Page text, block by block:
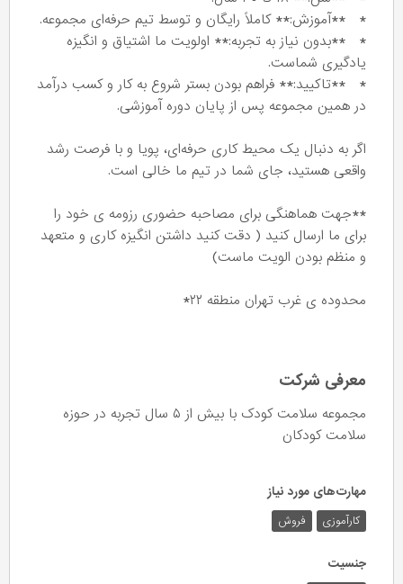
* **آموزش:** کاملاً رایگان و توسط تیم حرفه‌ای مجموعه.
* **بدون نیاز به تجربه:** اولویت ما اشتیاق و انگیزه
یادگیری شماست.
* **تاکیید:** فراهم بودن بستر شروع به کار و کسب درآمد
در همین مجموعه پس از پایان دوره آموزشی.
اگر به دنبال یک محیط کاری حرفه‌ای، پویا و با فرصت رشد
واقعی هستید، جای شما در تیم ما خالی است.
**جهت هماهنگی برای مصاحبه حضوری رزومه ی خود را
برای ما ارسال کنید ( دقت کنید داشتن انگیزه کاری و متعهد
و منظم بودن الویت ماست)
محدوده ی غرب تهران منطقه ۲۲*
معرفی شرکت
مجموعه سلامت کودک با بیش از ۵ سال تجربه در حوزه
سلامت کودکان
مهارت‌های مورد نیاز
کارآموزی فروش
جنسیت